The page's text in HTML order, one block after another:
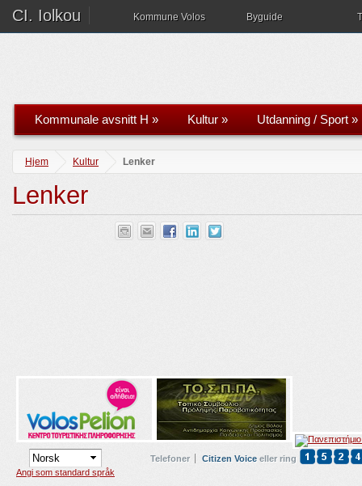
CI. Iolkou Kommune Volos Byguide
Kommunale avsnitt H » Kultur » Utdanning / Sport »
Hjem Kultur Lenker
Lenker
Angi som standard språk
Telefoner Citizen Voice eller ring